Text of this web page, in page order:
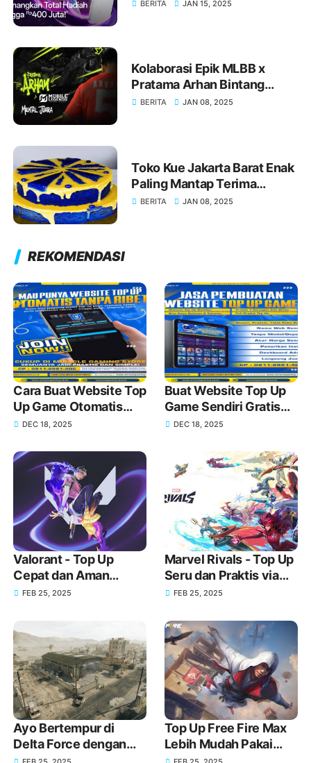
BERITA JAN 15, 2025
Kolaborasi Epik MLBB x
Pratama Arhan Bintang
Sepak Bola Indonesia, akan
BERITA JAN 08, 2025
Toko Kue Jakarta Barat Enak
Paling Mantap Terima
Pesanan Toko Kue Lanny
BERITA JAN 08, 2025
REKOMENDASI
Cara Buat Website Top
Up Game Otomatis
Sendiri!
DEC 18, 2025
Buat Website Top Up
Game Sendiri Gratis
Domain dan Harga
DEC 18, 2025
Valorant - Top Up
Cepat dan Aman
Menggunakan GoPay
FEB 25, 2025
Marvel Rivals - Top Up
Seru dan Praktis via
GoPay
FEB 25, 2025
Ayo Bertempur di
Delta Force dengan
Top Up Free Fire Max
Lebih Mudah Pakai